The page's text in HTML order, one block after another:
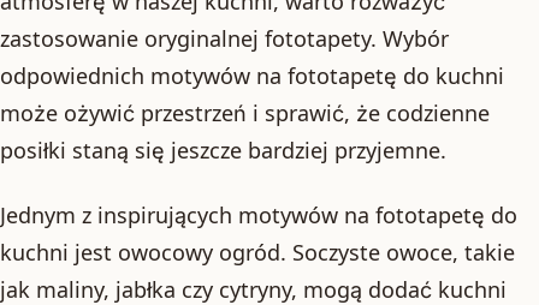
zastosowanie oryginalnej fototapety. Wybór
odpowiednich motywów na fototapetę do kuchni
może ożywić przestrzeń i sprawić, że codzienne
posiłki staną się jeszcze bardziej przyjemne.
Jednym z inspirujących motywów na fototapetę do
kuchni jest owocowy ogród. Soczyste owoce, takie
jak maliny, jabłka czy cytryny, mogą dodać kuchni